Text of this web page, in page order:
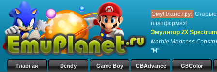
ЭмуПланет.ру: Старые
платформах!
Эмулятор ZX
Marble Madness
"M"
Главная Dendy Game Boy GBAdvance GBColor